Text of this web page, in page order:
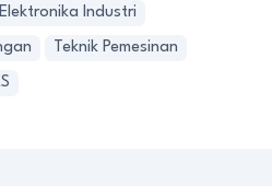
Industri
Teknik Pemesinan